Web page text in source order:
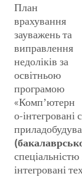
План
врахування
зауважень та
виправлення
недоліків за
освітньою
програмою
«Компʼютерн
о-інтегровані
інтегровані